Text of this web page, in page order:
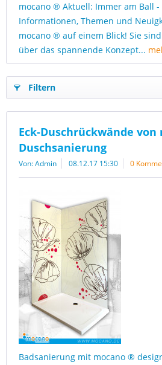
mocano ® Aktuell: Immer am Ball
Informationen, Themen und
mocano ® auf einem Blick! Sie
über das spannende Konzept...
Filtern
Eck-Duschrückwände
Duschsanierung
Von: Admin 08.12.17 15:30 0
Badsanierung mit mocano ®